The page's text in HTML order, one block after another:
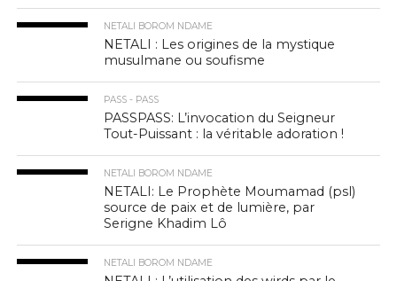
NETALI BOROM NDAME
NETALI : Les origines de la mystique
musulmane ou soufisme
PASS - PASS
PASSPASS: L’invocation du Seigneur
Tout-Puissant : la véritable adoration !
NETALI BOROM NDAME
NETALI: Le Prophète Moumamad (psl)
source de paix et de lumière, par
Serigne Khadim Lô
NETALI BOROM NDAME